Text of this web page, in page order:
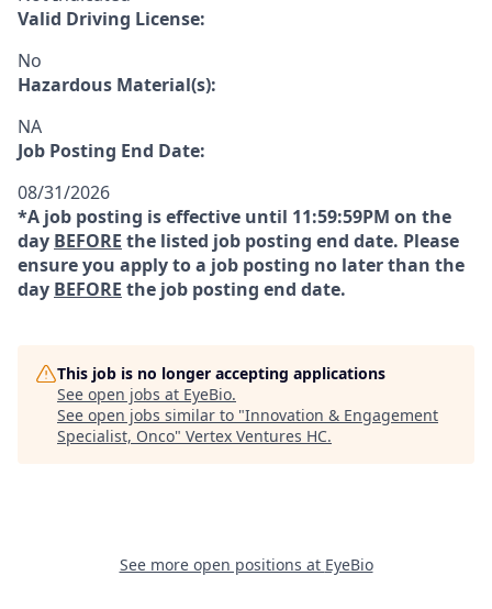
Valid Driving License:
No
Hazardous Material(s):
NA
Job Posting End Date:
08/31/2026
*A job posting is effective until 11:59:59PM on the
day BEFORE the listed job posting end date. Please
ensure you apply to a job posting no later than the
day BEFORE the job posting end date.
This job is no longer accepting applications
See open jobs at EyeBio.
See open jobs similar to "Innovation & Engagement
Specialist, Onco" Vertex Ventures HC.
See more open positions at EyeBio